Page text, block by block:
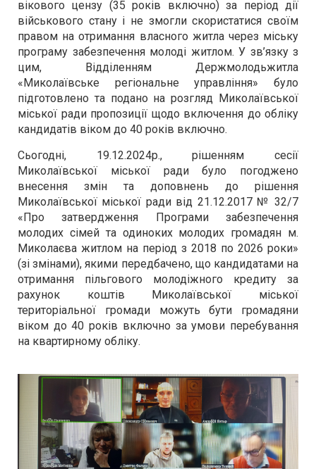
вікового цензу (35 років включно) за період дії
військового стану і не змогли скористатися своїм
правом на отримання власного житла через міську
програму забезпечення молоді житлом. У зв’язку з
цим, Відділенням Держмолодьжитла
«Миколаївське регіональне управління» було
підготовлено та подано на розгляд Миколаївської
міської ради пропозиції щодо включення до обліку
кандидатів віком до 40 років включно.
Сьогодні, 19.12.2024р., рішенням сесії
Миколаївської міської ради було погоджено
внесення змін та доповнень до рішення
Миколаївської міської ради від 21.12.2017 № 32/7
«Про затвердження Програми забезпечення
молодих сімей та одиноких молодих громадян м.
Миколаєва житлом на період з 2018 по 2026 роки»
(зі змінами), якими передбачено, що кандидатами на
отримання пільгового молодіжного кредиту за
рахунок коштів Миколаївської міської
територіальної громади можуть бути громадяни
віком до 40 років включно за умови перебування
на квартирному обліку.